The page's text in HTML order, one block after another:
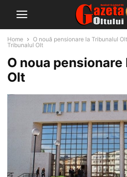
Home O nouă pensionare la Tribunalul Olt
Tribunalul Olt
O noua
Olt